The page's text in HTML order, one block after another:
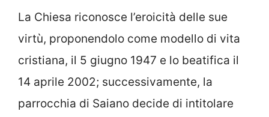
La Chiesa riconosce l’eroicità delle sue
virtù, proponendolo come modello di vita
cristiana, il 5 giugno 1947 e lo beatifica il
14 aprile 2002; successivamente, la
parrocchia di Saiano decide di intitolare